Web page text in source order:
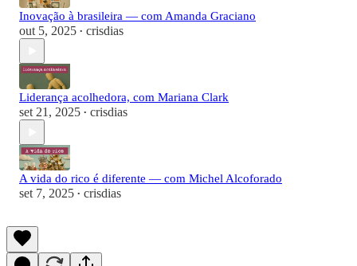
Inovação à brasileira — com Amanda Graciano
out 5, 2025 • crisdias
Liderança acolhedora, com Mariana Clark
set 21, 2025 • crisdias
A vida do rico é diferente — com Michel Alcoforado
set 7, 2025 • crisdias